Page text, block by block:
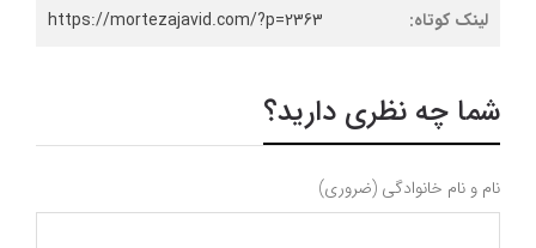
لینک کوتاه: https://mortezajavid.com/?p=2363
شما چه نظری دارید؟
نام و نام خانوادگی (ضروری)